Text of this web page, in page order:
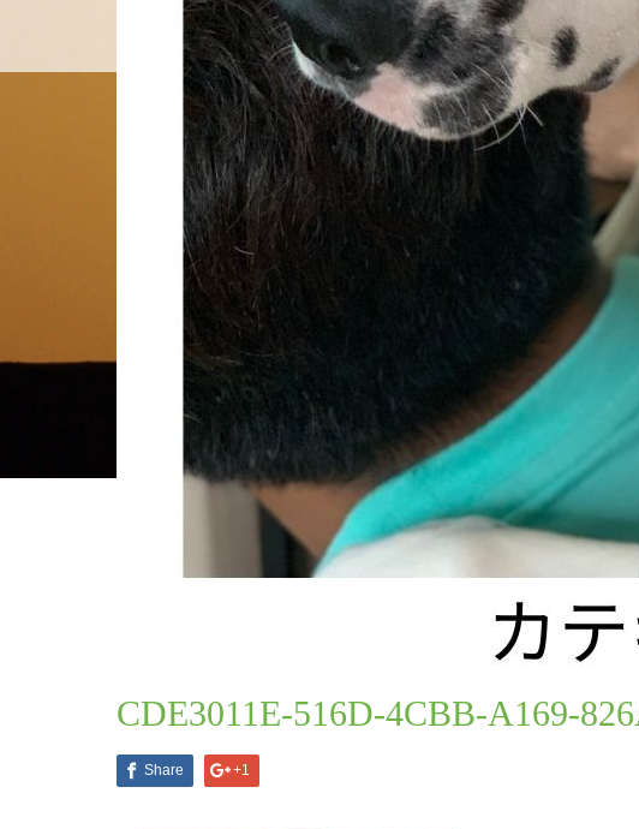
料金設定 プロフィル
CDE3011E-516D-4CBB-A169-826A4BB728C3
CDE3011E-516D-4CBB-A169-
Share +1